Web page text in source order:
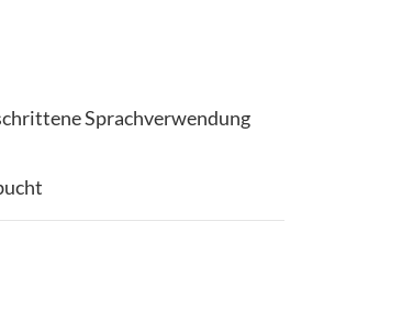
Sprachverwendung